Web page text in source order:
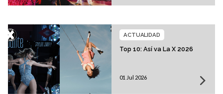
Top 10: Así va La X 2026
ACTUALIDAD
01 Jul 2026